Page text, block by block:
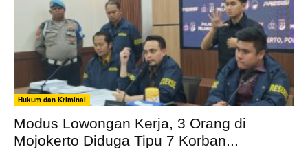
Hukum dan Kriminal
Modus Lowongan Kerja, 3 Orang di
Mojokerto Diduga Tipu 7 Korban...